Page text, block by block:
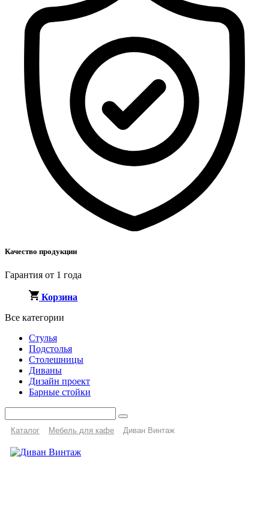
Качество продукции
Гарантия от 1 года
Корзина
Все категории
Стулья
Подстолья
Столешницы
Диваны
Дизайн проект
Барные стойки
Каталог Мебель для кафе Диван Винтаж